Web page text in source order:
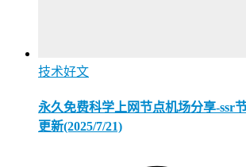
技术好文
永久免费科学上网节点机场分享-ssr
更新(2025/7/21)